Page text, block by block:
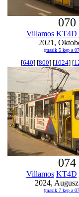
070
Villamos KT4D
2021,
(masik 5 kep a
[640] [800] [1024] [
074
Villamos KT4D
2024,
(masik 7 kep a